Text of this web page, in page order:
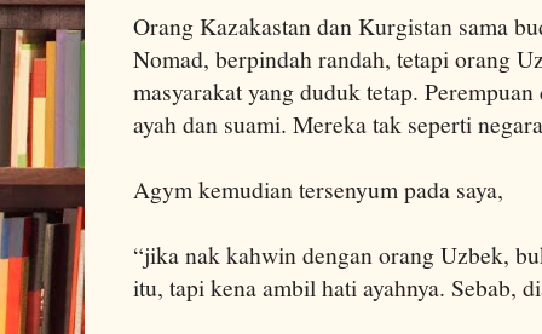
Orang Kazakastan dan Kurgistan sama
Nomad, berpindah randah, tetapi orang
masyarakat yang duduk tetap.
ayah dan suami. Mereka tak seperti
Agym kemudian tersenyum pada saya,
“jika nak kahwin dengan orang Uzbek,
itu, tapi kena ambil hati ayahnya. Sebab,